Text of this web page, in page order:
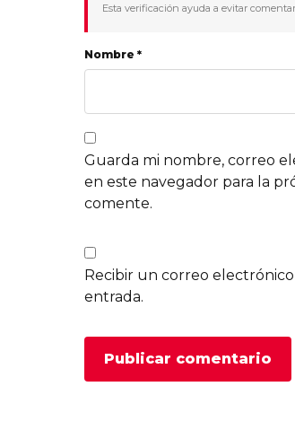
Esta verificación ayuda a evitar
Nombre *
Guarda mi nombre, correo
en este navegador para la
comente.
Recibir un correo
entrada.